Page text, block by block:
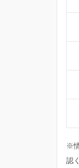
※
認